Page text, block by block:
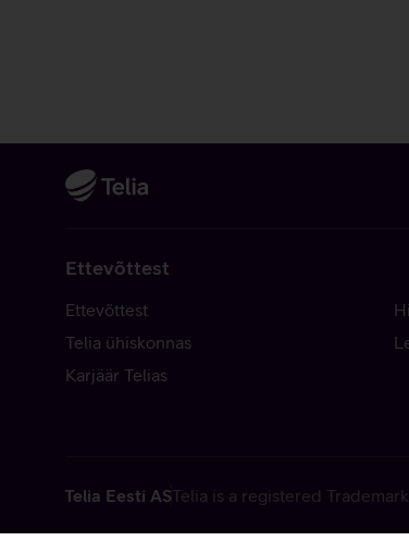
Ettevõttest
Ettevõttest
Telia ühiskonnas
Karjäär Telias
Telia Eesti ASTelia is a registered